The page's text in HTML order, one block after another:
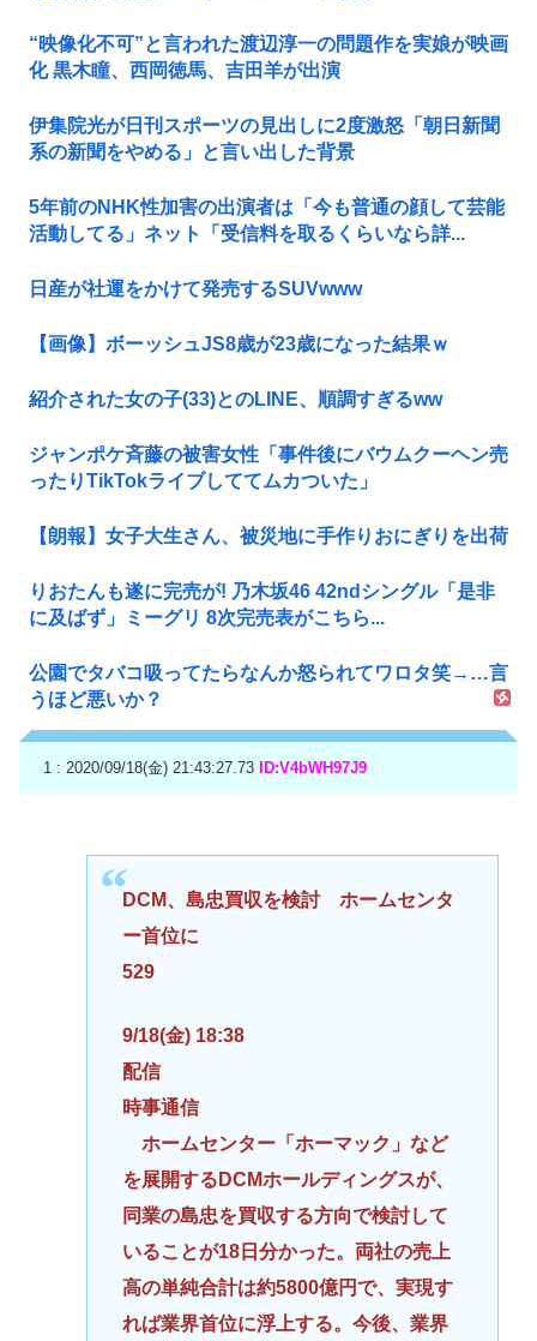
“映像化不可”と言われた渡辺淳一の問題作を実娘が映画
化 黒木瞳、西岡徳馬、吉田羊が出演
伊集院光が日刊スポーツの見出しに2度激怒「朝日新聞
系の新聞をやめる」と言い出した背景
5年前のNHK性加害の出演者は「今も普通の顔して芸能
活動してる」ネット「受信料を取るくらいなら詳...
日産が社運をかけて発売するSUVwww
【画像】ボーッシュJS8歳が23歳になった結果ｗ
紹介された女の子(33)とのLINE、順調すぎるww
ジャンポケ斉藤の被害女性「事件後にバウムクーヘン売
ったりTikTokライブしててムカついた」
【朗報】女子大生さん、被災地に手作りおにぎりを出荷
りおたんも遂に完売が! 乃木坂46 42ndシングル「是非
に及ばず」ミーグリ 8次完売表がこちら...
公園でタバコ吸ってたらなんか怒られてワロタ笑→…言
うほど悪いか？
1 : 2020/09/18(金) 21:43:27.73 ID:V4bWH97J9
DCM、島忠買収を検討 ホームセンタ
ー首位に
529
9/18(金) 18:38
配信
時事通信
ホームセンター「ホーマック」など
を展開するDCMホールディングスが、
同業の島忠を買収する方向で検討して
いることが18日分かった。両社の売上
高の単純合計は約5800億円で、実現す
れば業界首位に浮上する。今後、業界